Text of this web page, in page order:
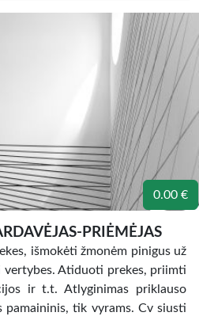
0.00 €
PRIĖMĖJAS
išmokėti žmonėm pinigus už
Atiduoti prekes, priimti
ir t.t. Atlyginimas priklauso
tik vyrams. Cv siusti